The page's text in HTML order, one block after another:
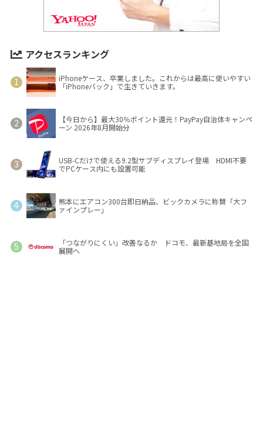
アクセスランキング
iPhoneケース、卒業しました。これからは最高に使いやすい
「iPhoneバック」で生きていきます。
【今日から】最大30％ポイント還元！PayPay自治体キャンペ
ーン 2026年8月開始分
USB-Cだけで使える9.2型サブディスプレイ登場 HDMI不要
でPCケース内にも設置可能
熊本にエアコン300台即日納品、ビックカメラに称賛「大フ
ァインプレー」
「つながりにくい」改善なるか ドコモ、最新基地局を全国
展開へ